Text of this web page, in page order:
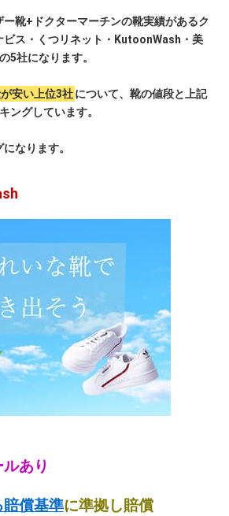
ー靴+ドクターマーチンの靴実績があるク
ビス・くつリネット・KutoonWash・美
5社になります。
安い上位3社について、靴の値段と上記
ングしています。
なります。
あり
賠償基準に準拠し賠償